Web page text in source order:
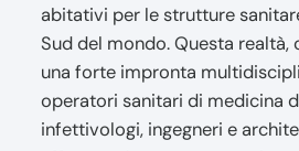
abitativi per le strutture
Sud del mondo. Questa realtà,
una forte impronta
operatori sanitari di medicina
infettivologi, ingegneri e